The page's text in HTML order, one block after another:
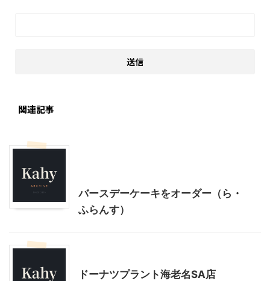
関連記事
バースデーケーキをオーダー（ら・
ふらんす）
ドーナツプラント海老名SA店